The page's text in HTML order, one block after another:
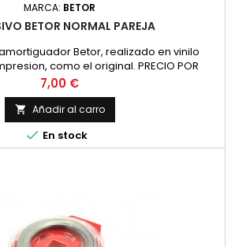
MARCA: BETOR
BETOR NORMAL PAREJA
Betor, realizado en vinilo
como el original. PRECIO POR
PAREJA
Precio
7,00 €
 Añadir al carro
 En stock